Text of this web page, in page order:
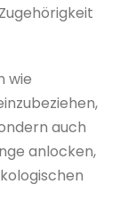
wie
auch
anlocken,